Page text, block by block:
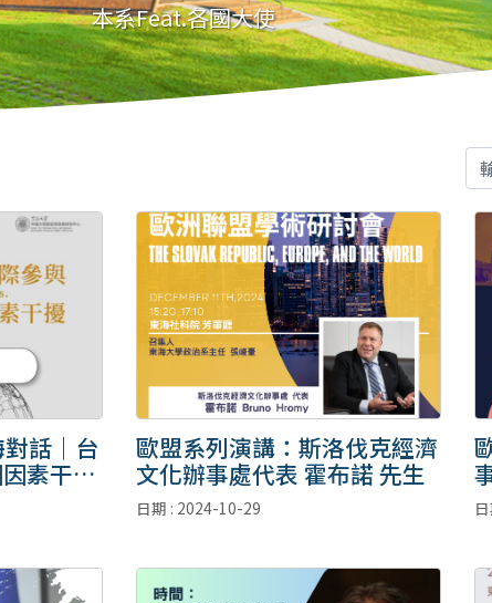
本系Feat.各國大使
對話｜台
素干
歐盟系列演講：斯洛伐克經濟
文化辦事處代表 霍布諾 先生
日期 : 2024-10-29